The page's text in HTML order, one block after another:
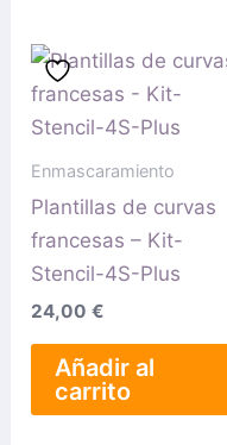
Enmascaramiento
Plantillas de curvas
francesas – Kit-
Stencil-4S-Plus
24,00€
Añadir al
carrito